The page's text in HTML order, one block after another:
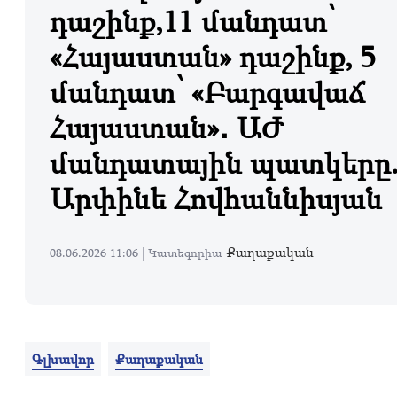
դաշինք,11 մանդատ՝
«Հայաստան» դաշինք, 5
մանդատ՝ «Բարգավաճ
Հայաստան»․ ԱԺ
մանդատային
Արփինե Հովհաննիսյան
08.06.2026 11:06 | Կատեգորիա Քաղաքական
Գլխավոր Քաղաքական